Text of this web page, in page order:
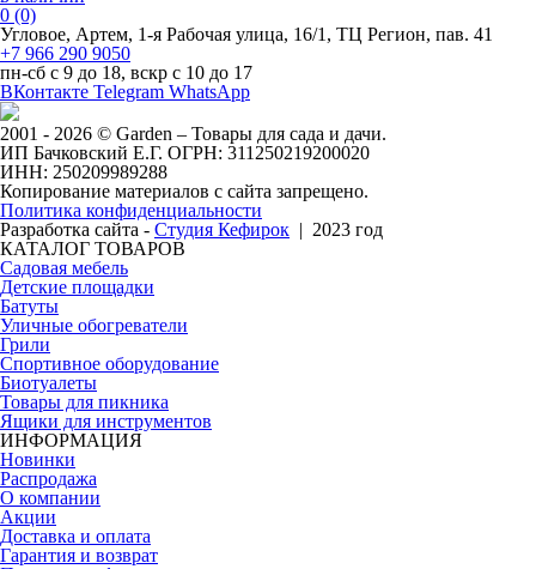
0 (0)
Угловое, Артем, ​1-я Рабочая улица, 16/1, ТЦ Регион, пав. 41
+7 966 290 9050
пн-сб с 9 до 18, вскр с 10 до 17
ВКонтакте Telegram WhatsApp
2001 - 2026 © Garden – Товары для сада и дачи.
ИП Бачковский Е.Г. ОГРН: 311250219200020
ИНН: 250209989288
Копирование материалов с сайта запрещено.
Политика конфиденциальности
Разработка сайта - Студия Кефирок | 2023 год
КАТАЛОГ ТОВАРОВ
Садовая мебель
Детские площадки
Батуты
Уличные обогреватели
Грили
Спортивное оборудование
Биотуалеты
Товары для пикника
Ящики для инструментов
ИНФОРМАЦИЯ
Новинки
Распродажа
О компании
Акции
Доставка и оплата
Гарантия и возврат